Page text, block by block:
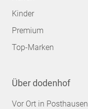
Kinder
Premium
Top-Marken
Über dodenhof
Vor Ort in Posthausen